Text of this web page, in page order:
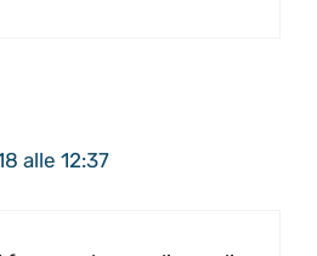
alle 12:37